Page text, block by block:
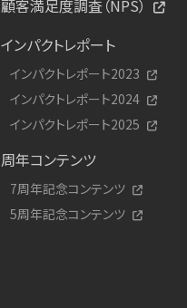
顧客満足度調査（NPS）
インパクトレポート
インパクトレポート2023
インパクトレポート2024
インパクトレポート2025
周年コンテンツ
7周年記念コンテンツ
5周年記念コンテンツ